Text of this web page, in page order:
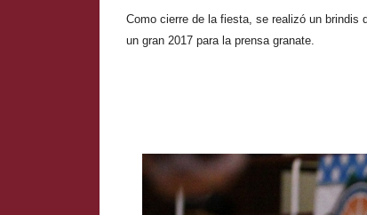
Como cierre de la fiesta, se realizó un brindis
un gran 2017 para la prensa granate.